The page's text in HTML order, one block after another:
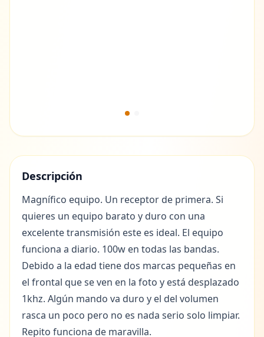
Descripción
Magnífico equipo. Un receptor de primera. Si
quieres un equipo barato y duro con una
excelente transmisión este es ideal. El equipo
funciona a diario. 100w en todas las bandas.
Debido a la edad tiene dos marcas pequeñas en
el frontal que se ven en la foto y está desplazado
1khz. Algún mando va duro y el del volumen
rasca un poco pero no es nada serio solo limpiar.
Repito funciona de maravilla.